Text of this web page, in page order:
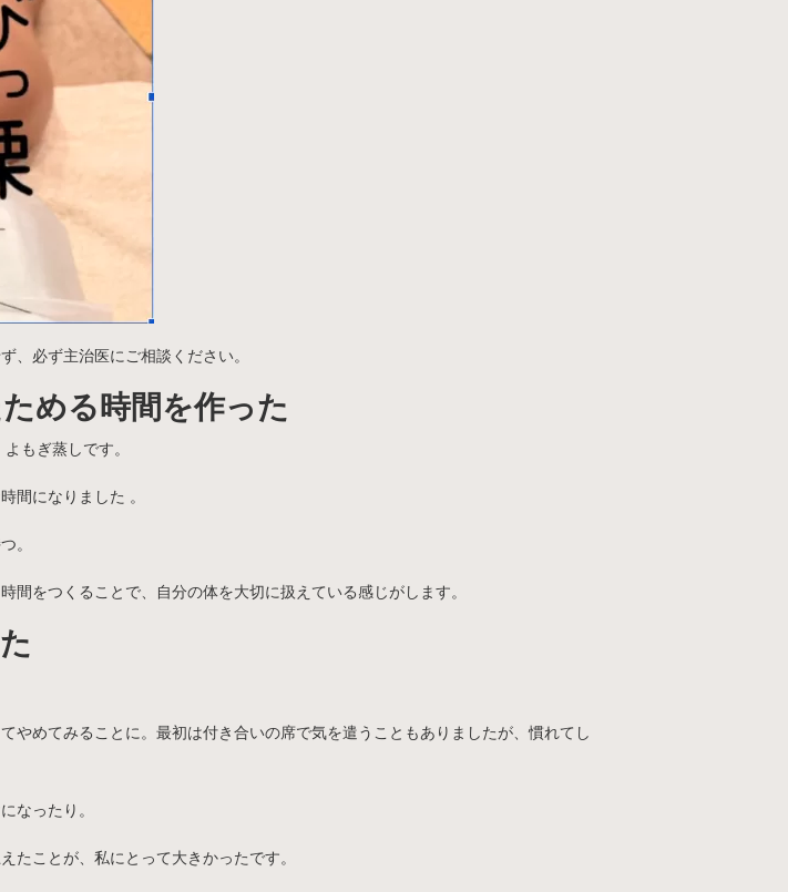
、必ず主治医にご相談ください。
める時間を作った
もぎ蒸しです。
間になりました 。
。
をつくることで、自分の体を大切に扱えている感じがします。
やめてみることに。最初は付き合いの席で気を遣うこともありましたが、慣れてし
なったり。
たことが、私にとって大きかったです。